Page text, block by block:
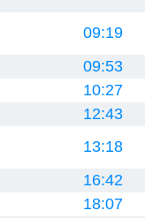
09:19
09:53
10:27
12:43
13:18
16:42
18:07